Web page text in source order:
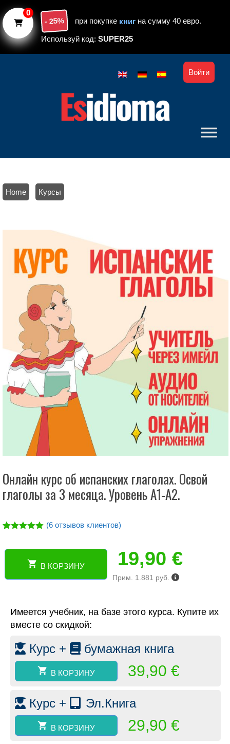
- 25% при покупке книг на сумму 40 евро.
Используй код: SUPER25
Войти
Home
Курсы
Онлайн курс об испанских глаголах. Освой
глаголы за 3 месяца. Уровень А1-А2.
на основе
пользовател
ей
(6 отзывов клиентов)
Количество
товара
испанских
Освой
глаголы
Уровень
В КОРЗИНУ 19,90 €
Прим. 1.881 руб.
Имеется учебник, на базе этого курса. Купите их
вместе со скидкой:
Курс + бумажная книга
В КОРЗИНУ 39,90 €
Курс + Эл.Книга
В КОРЗИНУ 29,90 €
0